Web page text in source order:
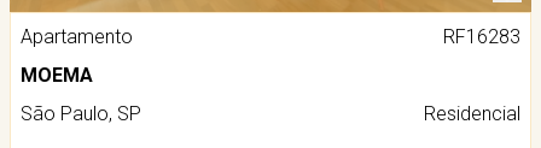
Apartamento
RF16283
MOEMA
São Paulo, SP
Residencial